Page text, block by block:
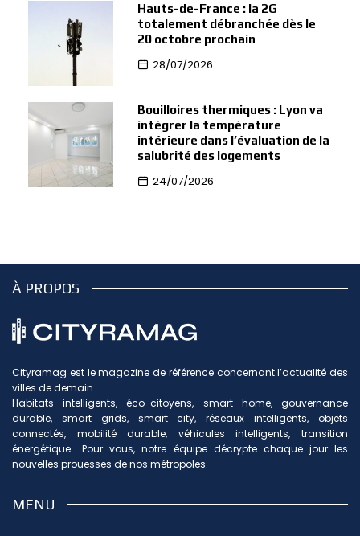
Hauts-de-France : la 2G
totalement débranchée dès le
20 octobre prochain
28/07/2026
Bouilloires thermiques : Lyon va
intégrer la température
intérieure dans l’évaluation de la
salubrité des logements
24/07/2026
À PROPOS
Cityramag est le magazine de référence concernant l’actualité des
villes de demain.
Habitats intelligents, éco-citoyens, smart home, gouvernance
durable, smart grids, smart city, réseaux intelligents, objets
connectés, mobilité durable, véhicules intelligents, transition
énergétique… Pour vous, notre équipe décrypte chaque jour les
nouvelles prouesses de nos métropoles.
MENU